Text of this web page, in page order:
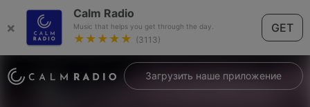
×
Calm Radio
Music that helps you get through the day.
★★★★★ (3113)
GET
Загрузить наше приложение